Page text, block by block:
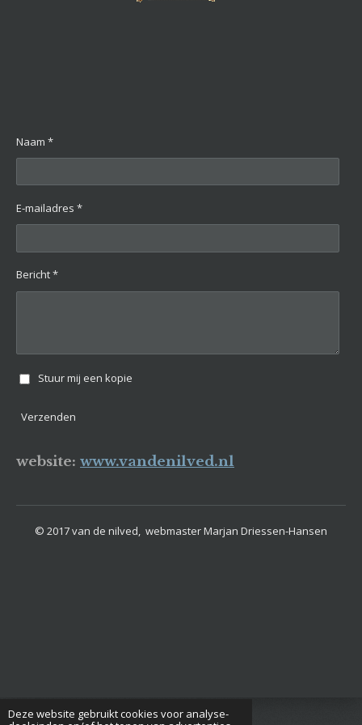
Deze website gebruikt cookies voor analyse-
Naam *
E-mailadres *
Bericht *
Stuur mij een kopie
Verzenden
website: www.vandenilved.nl
© 2017 van de nilved, webmaster Marjan Driessen-Hansen